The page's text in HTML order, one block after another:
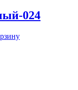
024